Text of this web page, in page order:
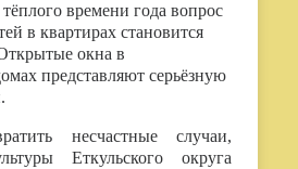
времени года вопрос
в квартирах становится
окна в
представляют серьёзную
несчастные случаи,
Еткульского округа